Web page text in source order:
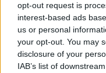
opt-out request is
interest-based ads
us or personal
your opt-out. You may
disclosure of your
IAB’s list of